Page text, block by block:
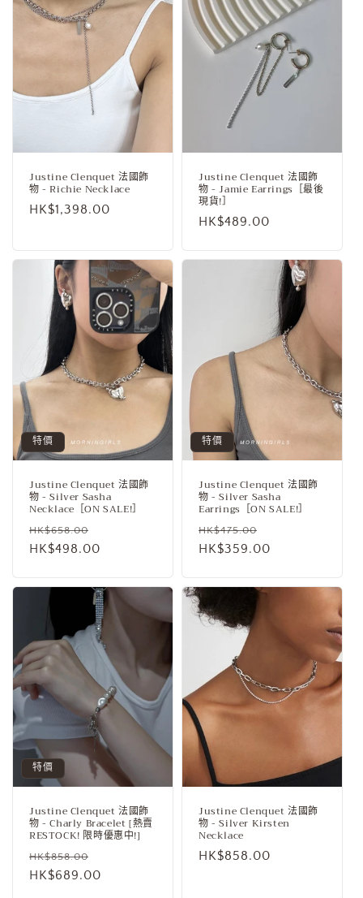
Justine Clenquet 法國飾
物 - Richie Necklace
定
HK$1,398.00
Justine Clenquet 法國飾
物 - Jamie Earrings［最後
現貨!］
定
HK$489.00
特價
Justine Clenquet 法國飾
物 - Silver Sasha
Necklace［ON SALE!］
定
價
HK$658.00
價
HK$498.00
特價
Justine Clenquet 法國飾
物 - Silver Sasha
Earrings［ON SALE!］
定
價
HK$475.00
價
HK$359.00
特價
Justine Clenquet 法國飾
物 - Charly Bracelet [熱賣
RESTOCK! 限時優惠中!]
定
價
HK$858.00
價
HK$689.00
Justine Clenquet 法國飾
物 - Silver Kirsten
Necklace
定
HK$858.00